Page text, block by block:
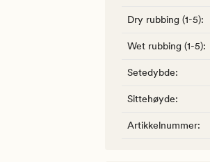
Dry rubbing (1-5):
Wet rubbing (1-5):
Setedybde:
Sittehøyde:
Artikkelnummer: